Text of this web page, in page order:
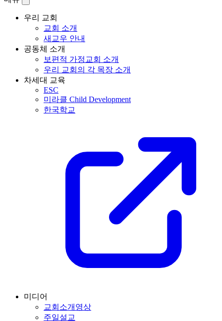
우리 교회
교회 소개
새교우 안내
공동체 소개
보편적 가정교회 소개
우리 교회의 각 목장 소개
차세대 교육
ESC
미라클 Child Development
한국학교
미디어
교회소개영상
주일설교